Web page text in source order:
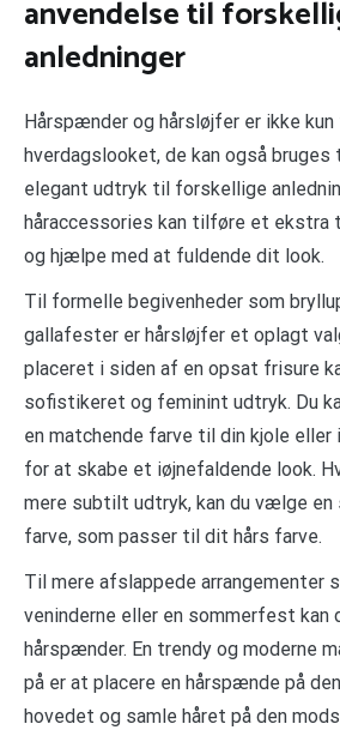
anvendelse til
anledninger
Hårspænder og hårsløjfer er ikke
hverdagslooket, de kan også
elegant udtryk til forskellige
håraccessories kan tilføre et ekstra
og hjælpe med at fuldende dit look.
Til formelle begivenheder som
gallafester er hårsløjfer et oplagt
placeret i siden af en opsat frisure
sofistikeret og feminint udtryk. Du
en matchende farve til din kjole
for at skabe et iøjnefaldende look.
mere subtilt udtryk, kan du vælge en
farve, som passer til dit hårs farve.
Til mere afslappede arrangementer
veninderne eller en sommerfest kan
hårspænder. En trendy og moderne
på er at placere en hårspænde på
hovedet og samle håret på den